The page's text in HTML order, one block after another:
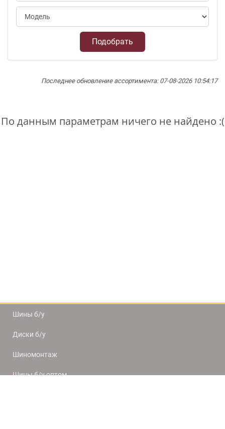
Подобрать
Последнее обновление ассортимента: 07-08-2026 10:54:17
По данным параметрам ничего не найдено :(
Шины б/у
Диски б/у
Шиномонтаж
Шины б/у оптом